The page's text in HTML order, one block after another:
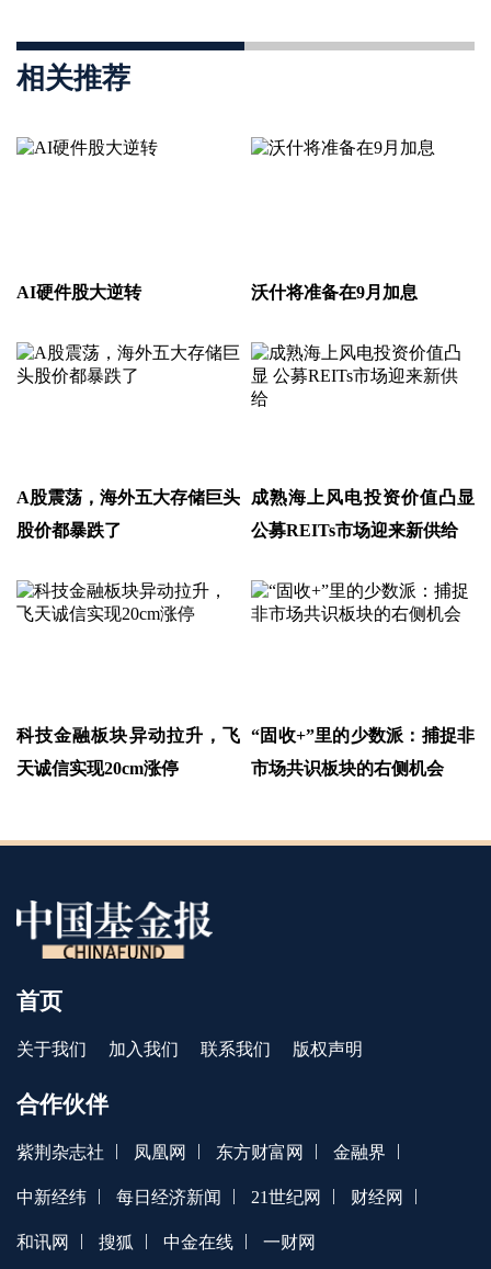
相关推荐
AI硬件股大逆转 沃什将准备在9月加息
A股震荡，海外五大存储巨头
股价都暴跌了
成熟海上风电投资价值凸显
公募REITs市场迎来新供给
科技金融板块异动拉升，飞
天诚信实现20cm涨停
“固收+”里的少数派：捕捉非
市场共识板块的右侧机会
首页
关于我们 加入我们 联系我们 版权声明
合作伙伴
紫荆杂志社 凤凰网 东方财富网 金融界
中新经纬 每日经济新闻 21世纪网 财经网
和讯网 搜狐 中金在线 一财网